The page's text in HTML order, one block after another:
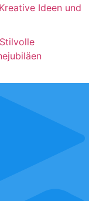
Ideen und